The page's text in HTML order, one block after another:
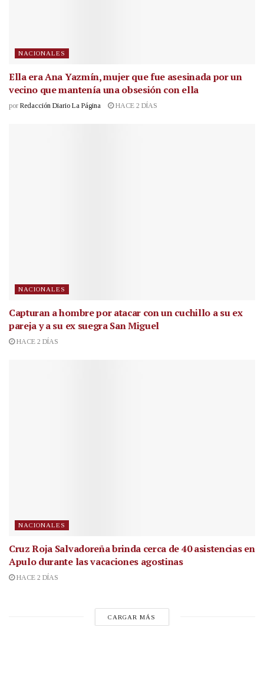
NACIONALES
Ella era Ana Yazmín, mujer que fue asesinada por un
vecino que mantenía una obsesión con ella
por Redacción Diario La Página HACE 2 DÍAS
NACIONALES
Capturan a hombre por atacar con un cuchillo a su ex
pareja y a su ex suegra San Miguel
HACE 2 DÍAS
NACIONALES
Cruz Roja Salvadoreña brinda cerca de 40 asistencias en
Apulo durante las vacaciones agostinas
HACE 2 DÍAS
CARGAR MÁS